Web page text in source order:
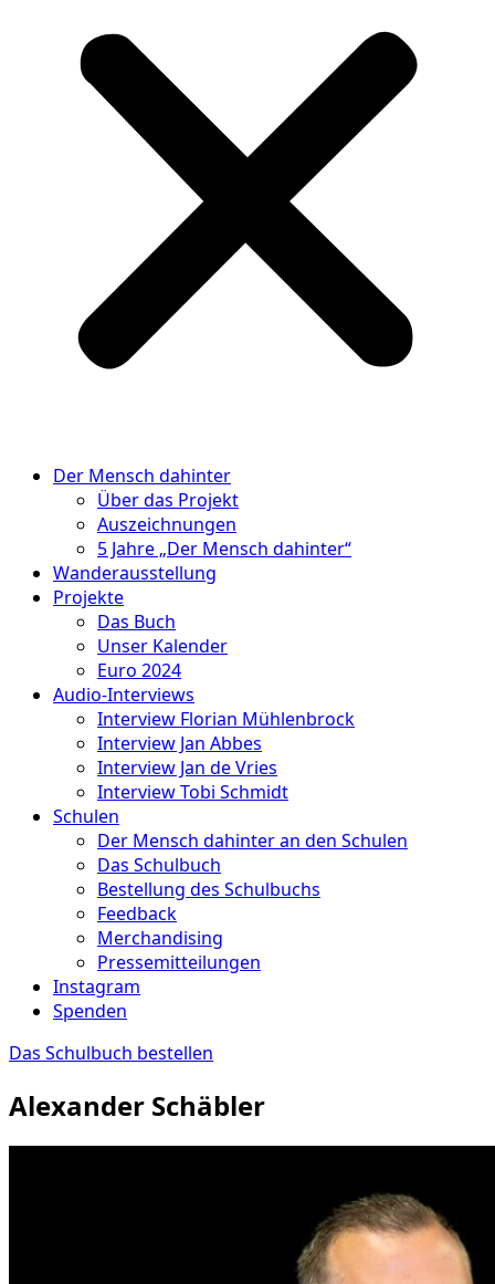
Der Mensch dahinter
Über das Projekt
Auszeichnungen
5 Jahre „Der Mensch dahinter“
Wanderausstellung
Projekte
Das Buch
Unser Kalender
Euro 2024
Audio-Interviews
Interview Florian Mühlenbrock
Interview Jan Abbes
Interview Jan de Vries
Interview Tobi Schmidt
Schulen
Der Mensch dahinter an den Schulen
Das Schulbuch
Bestellung des Schulbuchs
Feedback
Merchandising
Pressemitteilungen
Instagram
Spenden
Das Schulbuch bestellen
Alexander Schäbler